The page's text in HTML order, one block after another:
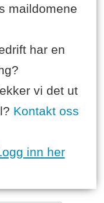
maildomene
har en
vi det ut
Kontakt oss
inn her